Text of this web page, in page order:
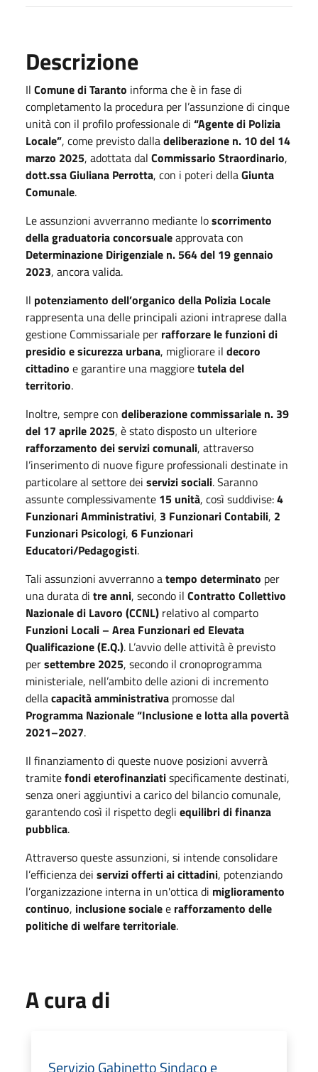
Descrizione
Il Comune di Taranto informa che è in fase di
completamento la procedura per l’assunzione di cinque
unità con il profilo professionale di “Agente di Polizia
Locale”, come previsto dalladeliberazione n. 10 del 14
marzo 2025, adottata dal Commissario Straordinario,
dott.ssa Giuliana Perrotta, con i poteri dellaGiunta
Comunale.
Le assunzioni avverranno mediante loscorrimento
della graduatoria concorsualeapprovata con
Determinazione Dirigenziale n. 564 del 19 gennaio
2023, ancora valida.
Il potenziamento dell’organico della Polizia Locale
rappresenta una delle principali azioni intraprese dalla
gestione Commissariale per rafforzare le funzioni di
presidio e sicurezza urbana, migliorare il decoro
cittadino e garantire una maggioretutela del
territorio.
Inoltre, sempre con deliberazione commissariale n. 39
del 17 aprile 2025, è stato disposto un ulteriore
rafforzamento dei servizi comunali, attraverso
l’inserimento di nuove figure professionali destinate in
particolare al settore dei servizi sociali. Saranno
assunte complessivamente 15 unità, così suddivise:4
Funzionari Amministrativi, 3 Funzionari Contabili, 2
Funzionari Psicologi, 6 Funzionari
Educatori/Pedagogisti.
Tali assunzioni avverranno atempo determinato per
una durata di tre anni, secondo il Contratto Collettivo
Nazionale di Lavoro (CCNL) relativo al comparto
Funzioni Locali – Area Funzionari ed Elevata
Qualificazione (E.Q.). L’avvio delle attività è previsto
persettembre 2025, secondo il cronoprogramma
ministeriale, nell’ambito delle azioni di incremento
dellacapacità amministrativa promosse dal
Programma Nazionale “Inclusione e lotta alla povertà
2021–2027.
Il finanziamento di queste nuove posizioni avverrà
tramitefondi eterofinanziatispecificamente destinati,
senza oneri aggiuntivi a carico del bilancio comunale,
garantendo così il rispetto degli equilibri di finanza
pubblica.
Attraverso queste assunzioni, si intende consolidare
l’efficienza dei servizi offerti ai cittadini, potenziando
l’organizzazione interna in un'ottica di miglioramento
continuo, inclusione socialee rafforzamento delle
politiche di welfare territoriale.
A cura di
Servizio Gabinetto Sindaco e